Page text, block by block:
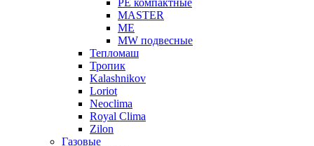
PE компактные
MASTER
МЕ
MW подвесные
Тепломаш
Тропик
Kalashnikov
Loriot
Neoclima
Royal Clima
Zilon
Газовые